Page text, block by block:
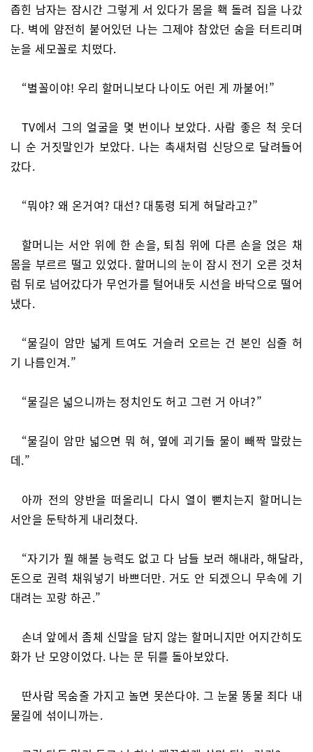
좁힌 남자는 잠시간 그렇게 서 있다가 몸을 홱 돌려 집을 나갔
다. 벽에 얌전히 붙어있던 나는 그제야 참았던 숨을 터트리며
눈을 세모꼴로 치떴다.
“별꼴이야! 우리 할머니보다 나이도 어린 게 까불어!”
TV에서 그의 얼굴을 몇 번이나 보았다. 사람 좋은 척 웃더
니 순 거짓말인가 보았다. 나는 촉새처럼 신당으로 달려들어
갔다.
“뭐야? 왜 온거여? 대선? 대통령 되게 혀달라고?”
할머니는 서안 위에 한 손을, 퇴침 위에 다른 손을 얹은 채
몸을 부르르 떨고 있었다. 할머니의 눈이 잠시 전기 오른 것처
럼 뒤로 넘어갔다가 무언가를 털어내듯 시선을 바닥으로 떨어
냈다.
“물길이 암만 넓게 트여도 거슬러 오르는 건 본인 심줄 허
기 나름인겨.”
“물길은 넓으니까는 정치인도 허고 그런 거 아녀?”
“물길이 암만 넓으면 뭐 혀, 옆에 괴기들 물이 빼짝 말랐는
데.”
아까 전의 양반을 떠올리니 다시 열이 뻗치는지 할머니는
서안을 둔탁하게 내리쳤다.
“자기가 뭘 해볼 능력도 없고 다 남들 보러 해내라, 해달라,
돈으로 권력 채워넣기 바쁘더만. 거도 안 되겠으니 무속에 기
대려는 꼬랑 하곤.”
손녀 앞에서 좀체 신말을 담지 않는 할머니지만 어지간히도
화가 난 모양이었다. 나는 문 뒤를 돌아보았다.
딴사람 목숨줄 가지고 놀면 못쓴다야. 그 눈물 똥물 죄다 내
물길에 섞이니까는.